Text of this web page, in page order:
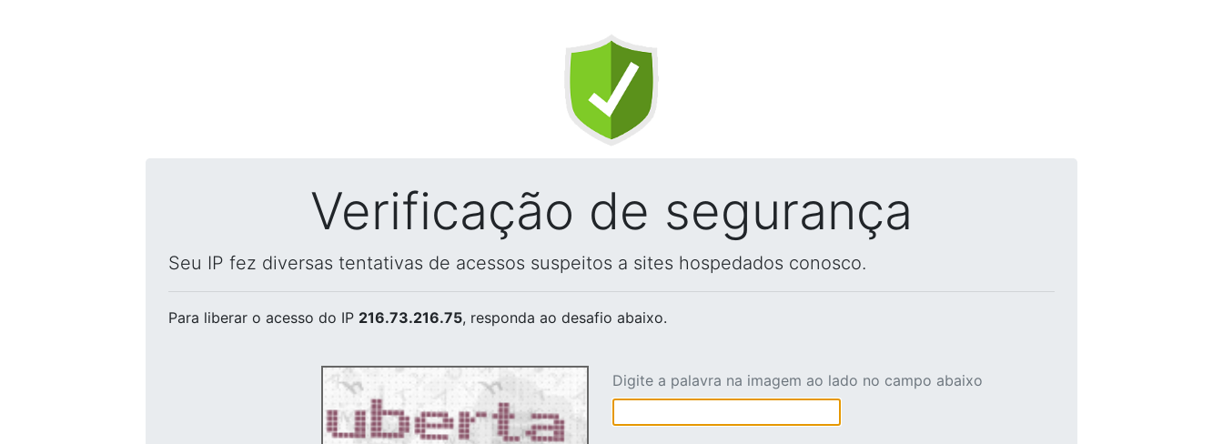
Verificação de segurança
Seu IP fez diversas tentativas de acessos suspeitos a sites hospedados conosco.
Para liberar o acesso do IP 216.73.216.75, responda ao desafio abaixo.
Digite a palavra na imagem ao lado no campo abaixo